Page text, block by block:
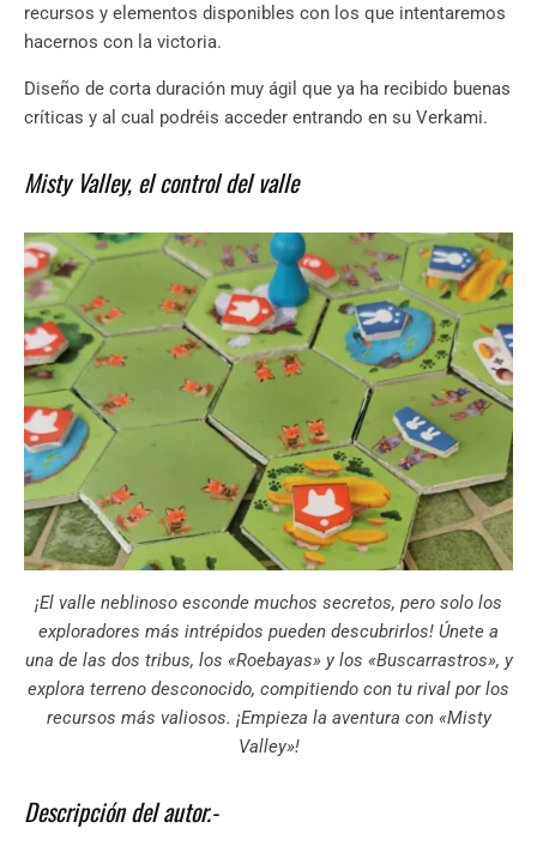
recursos y elementos disponibles con los que intentaremos
hacernos con la victoria.
Diseño de corta duración muy ágil que ya ha recibido buenas
críticas y al cual podréis acceder entrando en su Verkami.
Misty Valley, el control del valle
¡El valle neblinoso esconde muchos secretos, pero solo los
exploradores más intrépidos pueden descubrirlos! Únete a
una de las dos tribus, los «Roebayas» y los «Buscarrastros», y
explora terreno desconocido, compitiendo con tu rival por los
recursos más valiosos. ¡Empieza la aventura con «Misty
Valley»!
Descripción del autor.-